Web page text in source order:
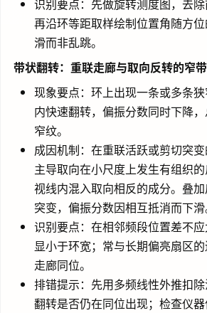
识别要点：先做旋转测度图，去除
再沿环等距取样绘制位置角随方
滑而非乱跳。
带状翻转：重联走廊与取向反转的窄
现象要点：环上出现一条或多条
内快速翻转，偏振分数同时下降
窄纹。
成因机制：在重联活跃或剪切突
主导取向在小尺度上发生有组织
视线内混入取向相反的成分。叠
突变，偏振分数因相互抵消而下滑
识别要点：在相邻频段位置差不
显小于环宽；常与长期偏亮扇区
走廊同位。
排错提示：先用多频线性外推扣
翻转是否仍在同位出现；检查仪